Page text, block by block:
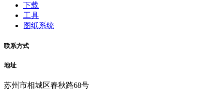
下载
工具
图纸系统
联系方式
地址
苏州市相城区春秋路68号